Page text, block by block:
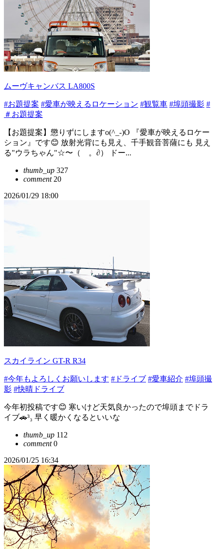
ムーヴキャンバス LA800S
#お題提案 #愛車が映えるロケーション #観覧車 #埠頭撮影 #
＃お題提案
【お題提案】懲りずにしますo(^_-)O 『愛車が映えるロケー
ション』です😊 放射光背にも見え、千手観音菩薩にも 見え
る"ウラちゃん"☆〜（ゝ。∂） ドー...
thumb_up 327
comment20
2026/01/29 18:00
スカイライン GT-R R34
#今年もよろしくお願いします #ドライブ #愛車紹介 #埠頭撮
影 #快晴ドライブ
今年初投稿です😊 寒いけど天気良かったので埠頭までドラ
イブ🚗³₃ 早く暖かくなるといいな
thumb_up 112
comment0
2026/01/25 16:34